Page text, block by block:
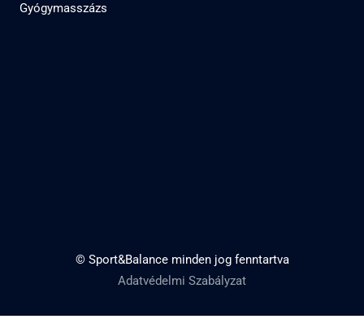
Gyógymasszázs
© Sport&Balance minden jog fenntartva
Adatvédelmi Szabályzat